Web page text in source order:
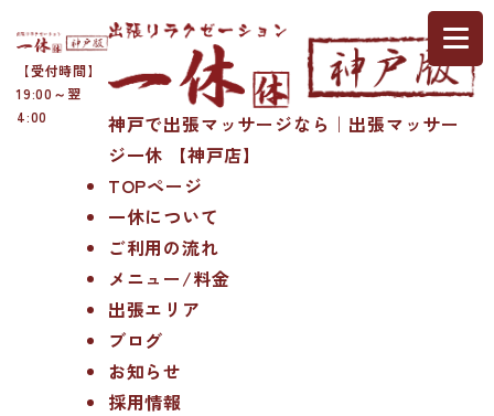
【受付時間】
19:00～翌
4:00
神戸で出張マッサージなら｜出張マッサー
ジ一休 【神戸店】
TOPページ
一休について
ご利用の流れ
メニュー/料金
出張エリア
ブログ
お知らせ
採用情報